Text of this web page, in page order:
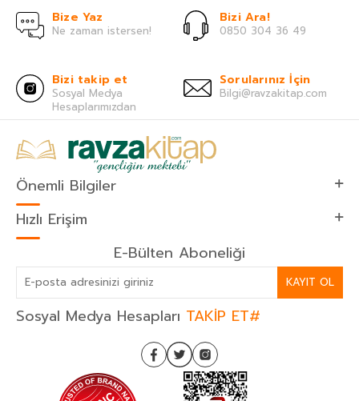
Bize Yaz
Ne zaman istersen!
Bizi Ara!
0850 304 36 49
Bizi takip et
Sosyal Medya
Hesaplarımızdan
Sorularınız İçin
Bilgi@ravzakitap.com
Önemli Bilgiler
Hızlı Erişim
E-Bülten Aboneliği
KAYIT OL
Sosyal Medya Hesapları TAKİP ET#